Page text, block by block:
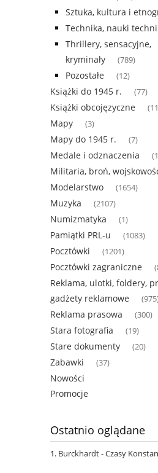
Sztuka, kultura i
Technika, nauki
Thrillery, sensacyjne,
kryminały
(789)
Pozostałe (12)
Książki do 1945 r. (77)
Książki obcojęzyczne
Mapy (3)
Mapy do 1945 r. (7)
Medale i odznaczenia
Militaria, broń,
Modelarstwo (1654)
Muzyka (2107)
Numizmatyka (1)
Pamiątki PRL-u (1083)
Pocztówki (1201)
Pocztówki zagraniczne
Reklama, ulotki, foldery,
gadżety reklamowe
Reklama prasowa (300)
Stara fotografia (19)
Stare dokumenty (20)
Zabawki (37)
Nowości
Promocje
Ostatnio oglądane
Burckhardt - Czasy